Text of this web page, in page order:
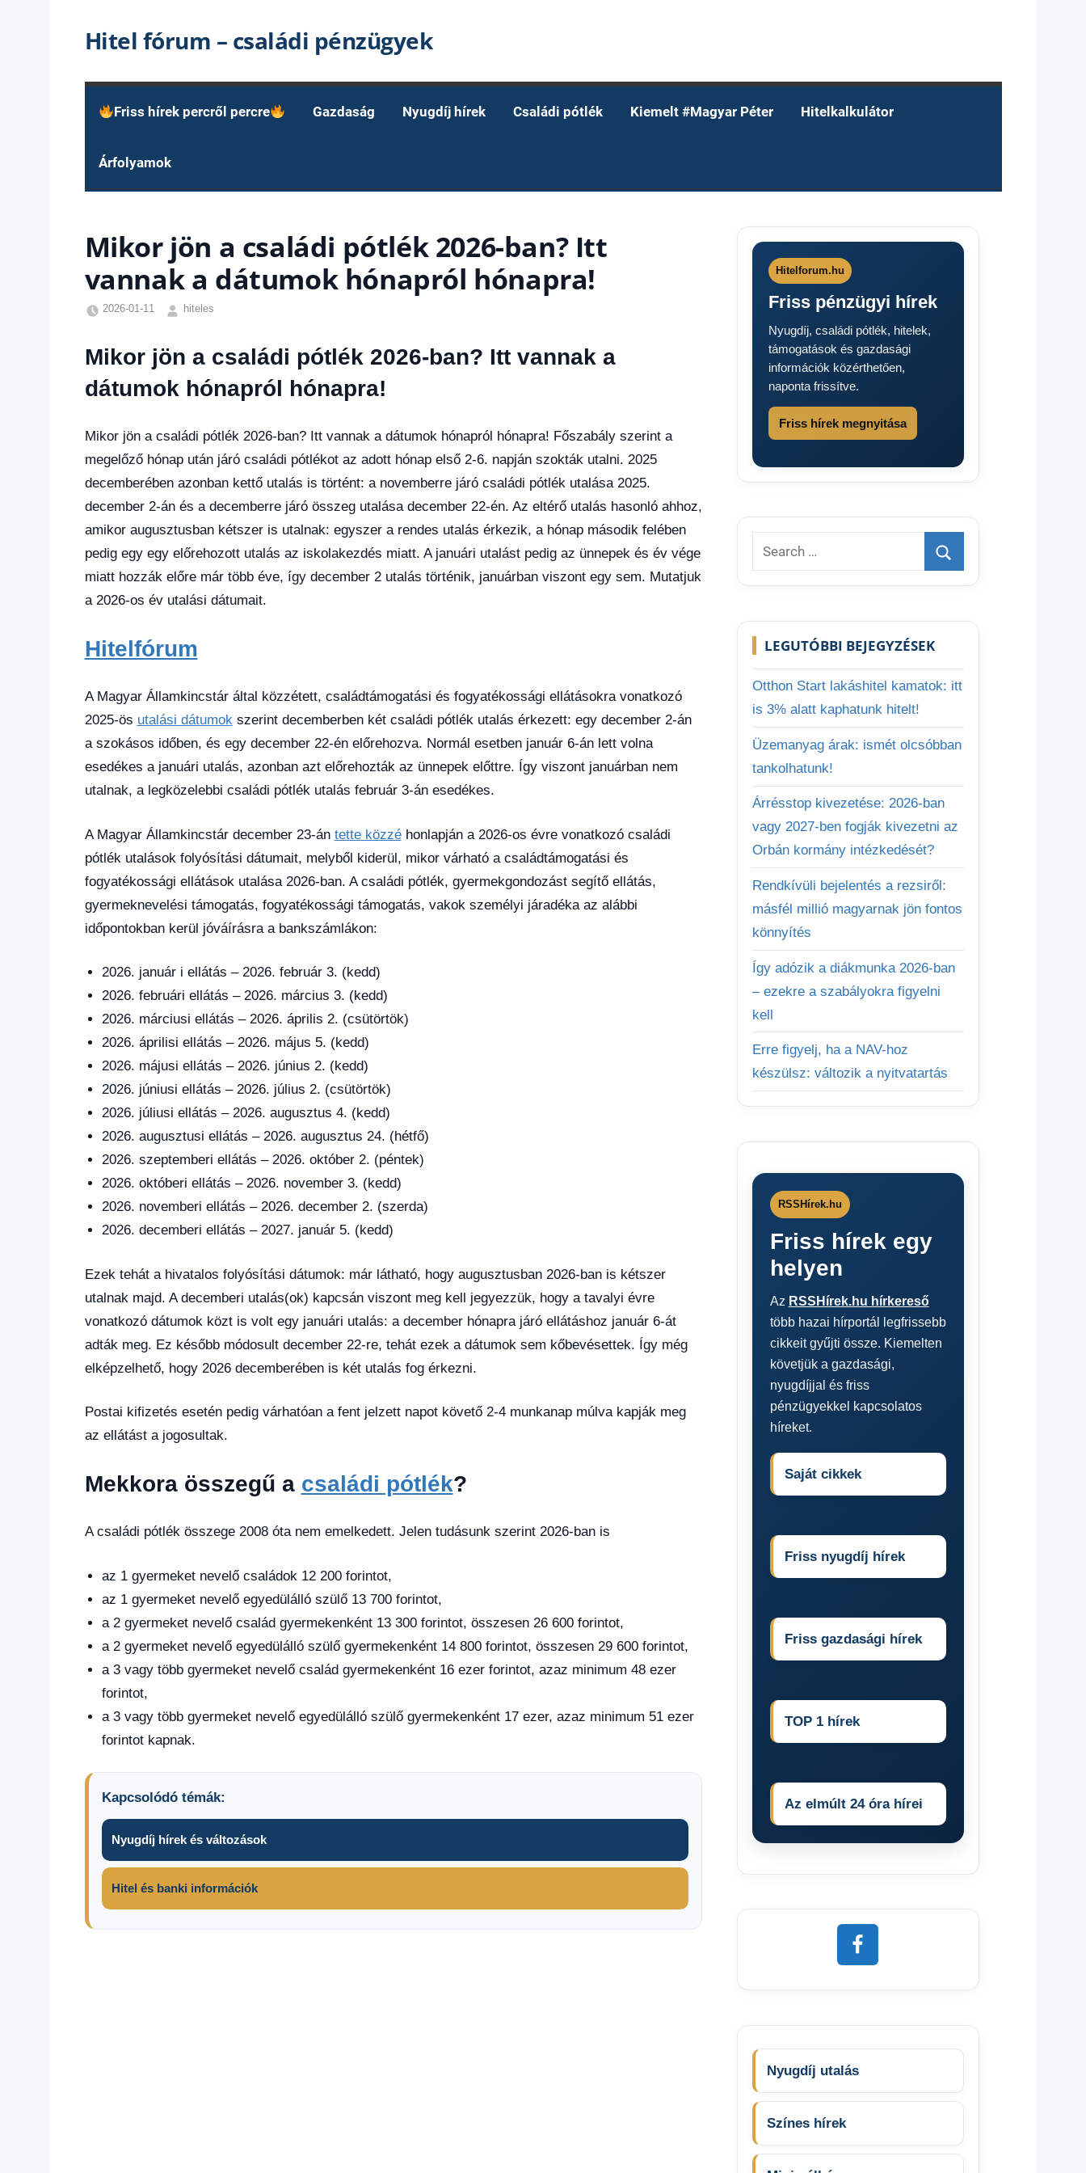
Hitel fórum – családi pénzügyek
Friss hírek percről percre Gazdaság Nyugdíj hírek Családi pótlék Kiemelt #Magyar Péter Hitelkalkulátor
Árfolyamok
Mikor jön a családi pótlék 2026-ban? Itt
vannak a dátumok hónapról hónapra!
2026-01-11
hiteles
utalása,
hírek,
Hírek,
Hírek
kézből,
Hitel
fórum
Mikor jön a családi pótlék 2026-ban? Itt vannak a
dátumok hónapról hónapra!
Mikor jön a családi pótlék 2026-ban? Itt vannak a dátumok hónapról hónapra! Főszabály szerint a
megelőző hónap után járó családi pótlékot az adott hónap első 2-6. napján szokták utalni. 2025
decemberében azonban kettő utalás is történt: a novemberre járó családi pótlék utalása 2025.
december 2-án és a decemberre járó összeg utalása december 22-én. Az eltérő utalás hasonló ahhoz,
amikor augusztusban kétszer is utalnak: egyszer a rendes utalás érkezik, a hónap második felében
pedig egy egy előrehozott utalás az iskolakezdés miatt. A januári utalást pedig az ünnepek és év vége
miatt hozzák előre már több éve, így december 2 utalás történik, januárban viszont egy sem. Mutatjuk
a 2026-os év utalási dátumait.
Hitelfórum
A Magyar Államkincstár által közzétett, családtámogatási és fogyatékossági ellátásokra vonatkozó
2025-ös utalási dátumokszerint decemberben két családi pótlék utalás érkezett: egy december 2-án
a szokásos időben, és egy december 22-én előrehozva. Normál esetben január 6-án lett volna
esedékes a januári utalás, azonban azt előrehozták az ünnepek előttre. Így viszont januárban nem
utalnak, a legközelebbi családi pótlék utalás február 3-án esedékes.
A Magyar Államkincstár december 23-án tette közzéhonlapján a 2026-os évre vonatkozó családi
pótlék utalások folyósítási dátumait, melyből kiderül, mikor várható a családtámogatási és
fogyatékossági ellátások utalása 2026-ban. A családi pótlék, gyermekgondozást segítő ellátás,
gyermeknevelési támogatás, fogyatékossági támogatás, vakok személyi járadéka az alábbi
időpontokban kerül jóváírásra a bankszámlákon:
2026. január i ellátás – 2026. február 3. (kedd)
2026. februári ellátás – 2026. március 3. (kedd)
2026. márciusi ellátás – 2026. április 2. (csütörtök)
2026. áprilisi ellátás – 2026. május 5. (kedd)
2026. májusi ellátás – 2026. június 2. (kedd)
2026. júniusi ellátás – 2026. július 2. (csütörtök)
2026. júliusi ellátás – 2026. augusztus 4. (kedd)
2026. augusztusi ellátás – 2026. augusztus 24. (hétfő)
2026. szeptemberi ellátás – 2026. október 2. (péntek)
2026. októberi ellátás – 2026. november 3. (kedd)
2026. novemberi ellátás – 2026. december 2. (szerda)
2026. decemberi ellátás – 2027. január 5. (kedd)
Ezek tehát a hivatalos folyósítási dátumok: már látható, hogy augusztusban 2026-ban is kétszer
utalnak majd. A decemberi utalás(ok) kapcsán viszont meg kell jegyezzük, hogy a tavalyi évre
vonatkozó dátumok közt is volt egy januári utalás: a december hónapra járó ellátáshoz január 6-át
adták meg. Ez később módosult december 22-re, tehát ezek a dátumok sem kőbevésettek. Így még
elképzelhető, hogy 2026 decemberében is két utalás fog érkezni.
Postai kifizetés esetén pedig várhatóan a fent jelzett napot követő 2-4 munkanap múlva kapják meg
az ellátást a jogosultak.
Mekkora összegű a családi pótlék?
A családi pótlék összege 2008 óta nem emelkedett. Jelen tudásunk szerint 2026-ban is
az 1 gyermeket nevelő családok 12 200 forintot,
az 1 gyermeket nevelő egyedülálló szülő 13 700 forintot,
a 2 gyermeket nevelő család gyermekenként 13 300 forintot, összesen 26 600 forintot,
a 2 gyermeket nevelő egyedülálló szülő gyermekenként 14 800 forintot, összesen 29 600 forintot,
a 3 vagy több gyermeket nevelő család gyermekenként 16 ezer forintot, azaz minimum 48 ezer
forintot,
a 3 vagy több gyermeket nevelő egyedülálló szülő gyermekenként 17 ezer, azaz minimum 51 ezer
forintot kapnak.
Kapcsolódó témák:
Nyugdíj hírek és változások
Hitel és banki információk
Hitelforum.hu
Friss pénzügyi hírek
Nyugdíj, családi pótlék, hitelek,
támogatások és gazdasági
információk közérthetően,
naponta frissítve.
Friss hírek megnyitása
Search
for:
Search
LEGUTÓBBI BEJEGYZÉSEK
Otthon Start lakáshitel kamatok: itt
is 3% alatt kaphatunk hitelt!
Üzemanyag árak: ismét olcsóbban
tankolhatunk!
Árrésstop kivezetése: 2026-ban
vagy 2027-ben fogják kivezetni az
Orbán kormány intézkedését?
Rendkívüli bejelentés a rezsiről:
másfél millió magyarnak jön fontos
könnyítés
Így adózik a diákmunka 2026-ban
– ezekre a szabályokra figyelni
kell
Erre figyelj, ha a NAV-hoz
készülsz: változik a nyitvatartás
RSSHírek.hu
Friss hírek egy
helyen
Az RSSHírek.hu hírkereső
több hazai hírportál legfrissebb
cikkeit gyűjti össze. Kiemelten
követjük a gazdasági,
nyugdíjjal és friss
pénzügyekkel kapcsolatos
híreket.
Saját cikkek
Friss nyugdíj hírek
Friss gazdasági hírek
TOP 1 hírek
Az elmúlt 24 óra hírei
Nyugdíj utalás
Színes hírek